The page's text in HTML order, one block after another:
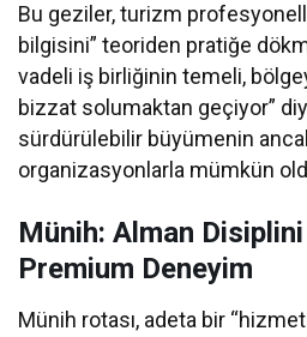
Bu geziler, turizm
bilgisini” teoriden pratiğe
vadeli iş birliğinin temeli,
bizzat solumaktan geçiyor”
sürdürülebilir büyümenin
organizasyonlarla mümkün
Münih: Alman
Premium Deneyim
Münih rotası, adeta bir